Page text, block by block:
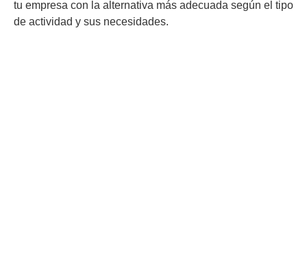
tu empresa con la alternativa más adecuada según el tipo
de actividad y sus necesidades.